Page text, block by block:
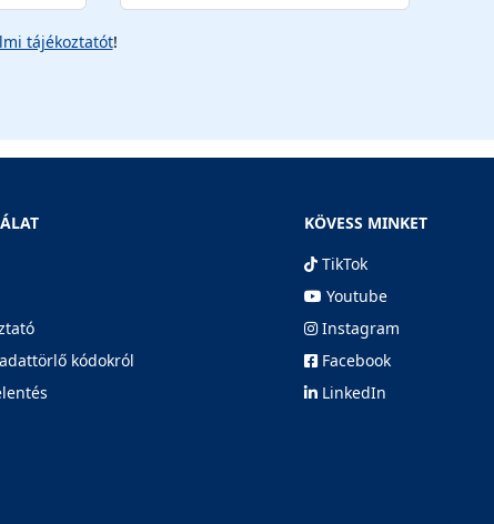
tájékoztatót!
kódokról
KÖVESS MINKET
TikTok
Youtube
Instagram
Facebook
LinkedIn